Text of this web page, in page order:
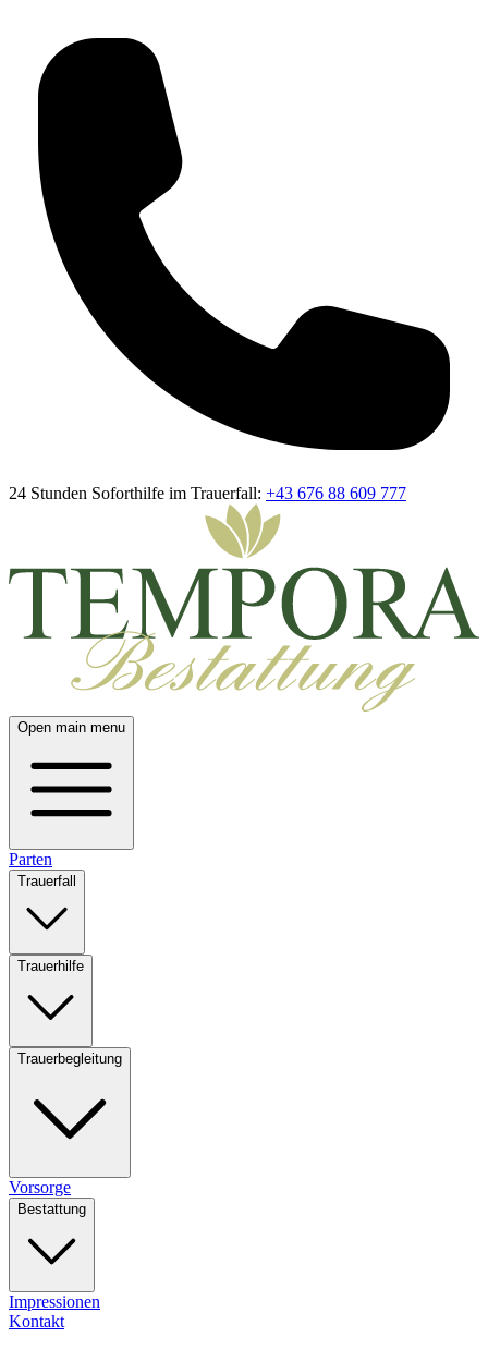
24 Stunden Soforthilfe im Trauerfall: +43 676 88 609 777
Open main menu
Parten
Trauerfall
Trauerhilfe
Trauerbegleitung
Vorsorge
Bestattung
Impressionen
Kontakt